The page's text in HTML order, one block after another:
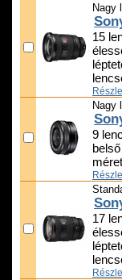
Nagy
15
Nagy
9
17